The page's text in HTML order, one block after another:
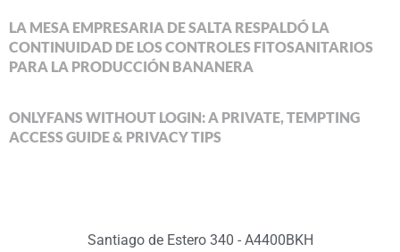
LA MESA EMPRESARIA DE SALTA RESPALDÓ LA
CONTINUIDAD DE LOS CONTROLES FITOSANITARIOS
PARA LA PRODUCCIÓN BANANERA
ONLYFANS WITHOUT LOGIN: A PRIVATE, TEMPTING
ACCESS GUIDE & PRIVACY TIPS
Santiago de Estero 340 - A4400BKH